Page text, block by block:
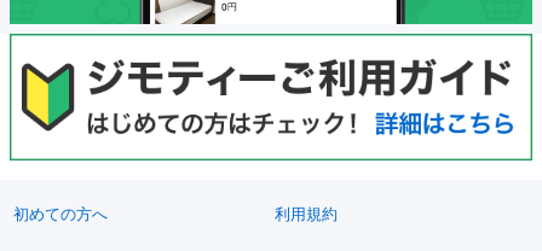
初めての方へ 利用規約